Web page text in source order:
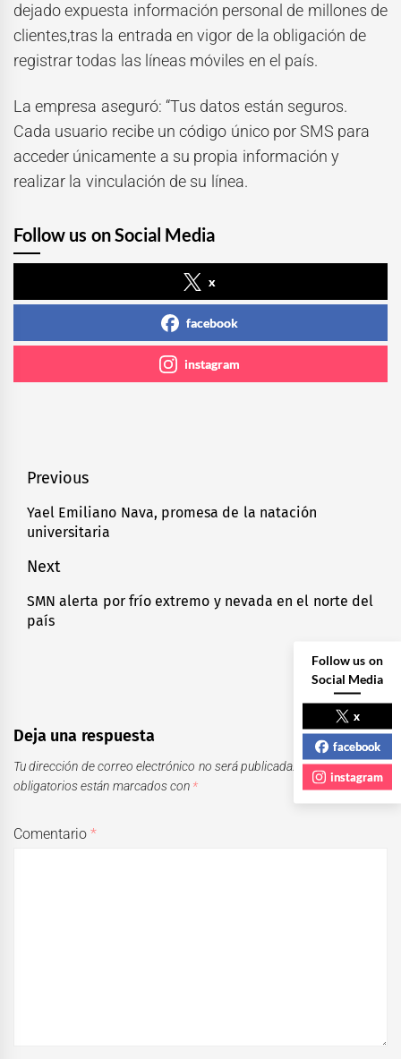
dejado expuesta información personal de millones de
clientes,tras la entrada en vigor de la obligación de
registrar todas las líneas móviles en el país.
La empresa aseguró: “Tus datos están seguros.
Cada usuario recibe un código único por SMS para
acceder únicamente a su propia información y
realizar la vinculación de su línea.
Follow us on Social Media
x
facebook
instagram
Navegación
de
entradas
Previous
Previous
post:
Yael Emiliano Nava, promesa de la natación
universitaria
Next
Next
post:
SMN alerta por frío extremo y nevada en el norte del
país
Deja una respuesta
Tu dirección de correo electrónico no será publicada.
Los campos
obligatorios están marcados con *
Comentario*
Follow us on
Social Media
x
facebook
instagram